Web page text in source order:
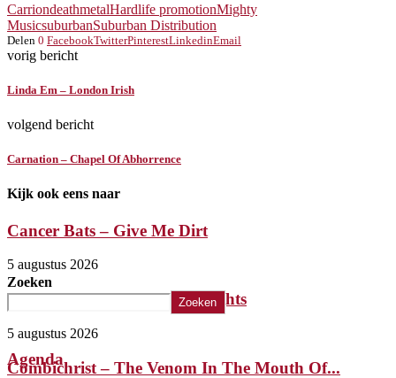
CarriondeathmetalHardlife promotionMighty
MusicsuburbanSuburban Distribution
Delen 0 FacebookTwitterPinterestLinkedinEmail
vorig bericht
Linda Em – London Irish
volgend bericht
Carnation – Chapel Of Abhorrence
Kijk ook eens naar
Cancer Bats – Give Me Dirt
5 augustus 2026
The Iron Roses – Molotov Nights
5 augustus 2026
Combichrist – The Venom In The Mouth Of...
Zoeken
Zoeken
Agenda